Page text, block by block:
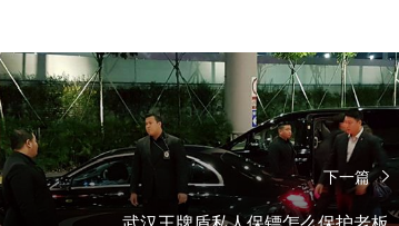
下一篇